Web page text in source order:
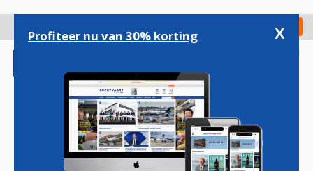
gaan
Check in
Magazine Podcasts Vacatures
Profiteer nu van 30% korting x